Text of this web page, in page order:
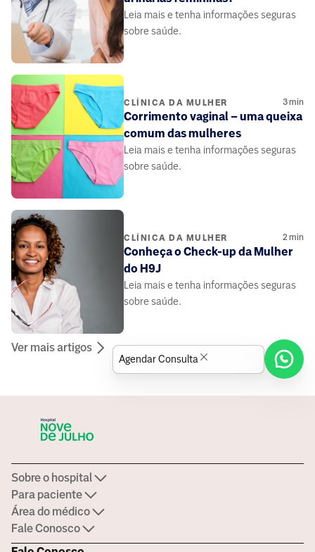
Leia mais e tenha informações seguras
sobre saúde.
CLÍNICA DA MULHER 3min
Corrimento vaginal – uma queixa
comum das mulheres
Leia mais e tenha informações seguras
sobre saúde.
CLÍNICA DA MULHER 2min
Conheça o Check-up da Mulher
do H9J
Leia mais e tenha informações seguras
sobre saúde.
Ver mais artigos
Sobre o hospital
Para paciente
Área do médico
Fale Conosco
Agendar Consulta